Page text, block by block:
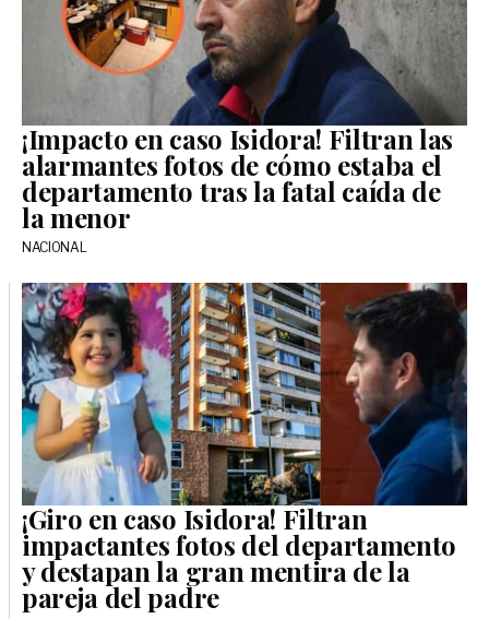
¡Impacto en caso Isidora! Filtran las
alarmantes fotos de cómo estaba el
departamento tras la fatal caída de
la menor
NACIONAL
¡Giro en caso Isidora! Filtran
impactantes fotos del departamento
y destapan la gran mentira de la
pareja del padre